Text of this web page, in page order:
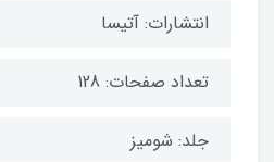
انتشارات: آتیسا
تعداد صفحات: 128
جلد: شومیز